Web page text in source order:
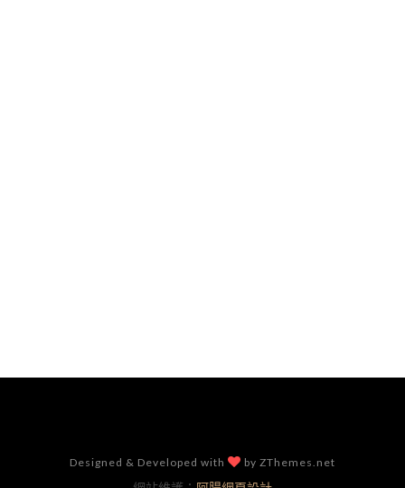
Designed & Developed with by ZThemes.net